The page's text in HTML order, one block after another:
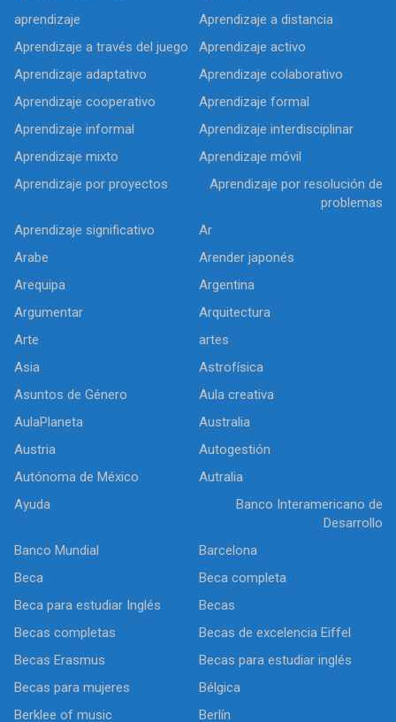
aprendizaje
Aprendizaje a distancia
Aprendizaje a través del juego
Aprendizaje activo
Aprendizaje adaptativo
Aprendizaje colaborativo
Aprendizaje cooperativo
Aprendizaje formal
Aprendizaje informal
Aprendizaje interdisciplinar
Aprendizaje mixto
Aprendizaje móvil
Aprendizaje por proyectos
Aprendizaje por resolución de
problemas
Aprendizaje significativo
Ar
Arabe
Arender japonés
Arequipa
Argentina
Argumentar
Arquitectura
Arte
artes
Asia
Astrofísica
Asuntos de Género
Aula creativa
AulaPlaneta
Australia
Austria
Autogestión
Autónoma de México
Autralia
Ayuda
Banco Interamericano de
Desarrollo
Banco Mundial
Barcelona
Beca
Beca completa
Beca para estudiar Inglés
Becas
Becas completas
Becas de excelencia Eiffel
Becas Erasmus
Becas para estudiar inglés
Becas para mujeres
Bélgica
Berklee of music
Berlín